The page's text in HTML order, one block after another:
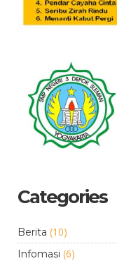
Categories
Berita (10)
Infomasi (6)